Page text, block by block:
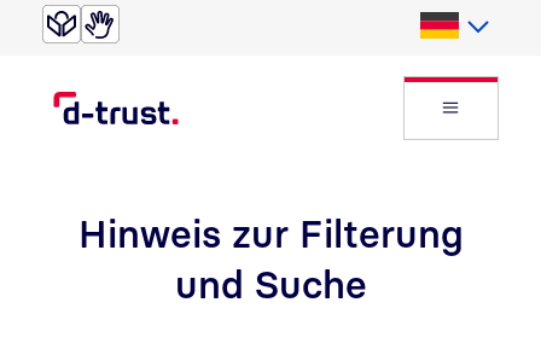
Direkt zur Suche
Direkt zum Inhalt
Deutsch
Hinweis zur Filterung
und Suche